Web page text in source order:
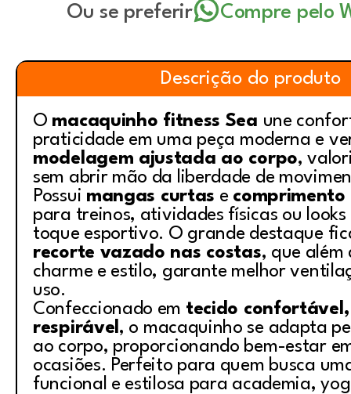
Ou se preferir Compre pelo
Descrição do produto
O macaquinho fitness Sea une
praticidade em uma peça moderna e
modelagem ajustada ao corpo,
sem abrir mão da liberdade de
Possui mangas curtas e comprimento
para treinos, atividades físicas ou looks
toque esportivo. O grande destaque
recorte vazado nas costas, que além
charme e estilo, garante melhor
uso.
Confeccionado em tecido
respirável, o macaquinho se adapta
ao corpo, proporcionando bem-estar
ocasiões. Perfeito para quem busca
funcional e estilosa para academia,